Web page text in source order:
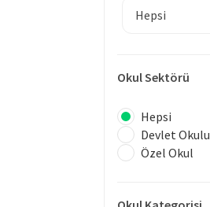
Hepsi
Okul Sektörü
Hepsi
Devlet Okulu
Özel Okul